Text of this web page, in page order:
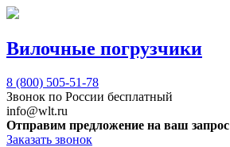
Вилочные погрузчики
8 (800) 505-51-78
Звонок по России бесплатный
info@wlt.ru
Отправим предложение на ваш запрос
Заказать звонок